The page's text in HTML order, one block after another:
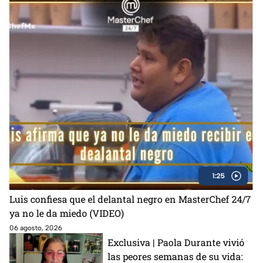
1:25
Luis confiesa que el delantal negro en MasterChef 24/7
ya no le da miedo (VIDEO)
06 agosto, 2026
Exclusiva | Paola Durante vivió
las peores semanas de su vida: